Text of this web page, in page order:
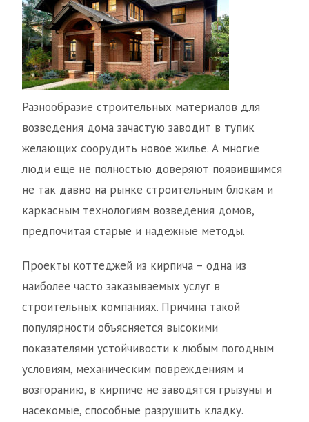
Разнообразие строительных материалов для
возведения дома зачастую заводит в тупик
желающих соорудить новое жилье. А многие
люди еще не полностью доверяют появившимся
не так давно на рынке строительным блокам и
каркасным технологиям возведения домов,
предпочитая старые и надежные методы.
Проекты коттеджей из кирпича – одна из
наиболее часто заказываемых услуг в
строительных компаниях. Причина такой
популярности объясняется высокими
показателями устойчивости к любым погодным
условиям, механическим повреждениям и
возгоранию, в кирпиче не заводятся грызуны и
насекомые, способные разрушить кладку.